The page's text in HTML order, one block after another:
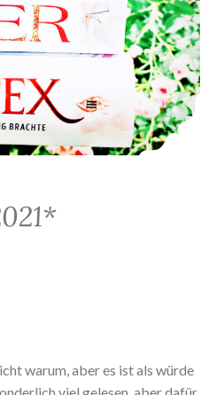
warum, aber es ist als würde